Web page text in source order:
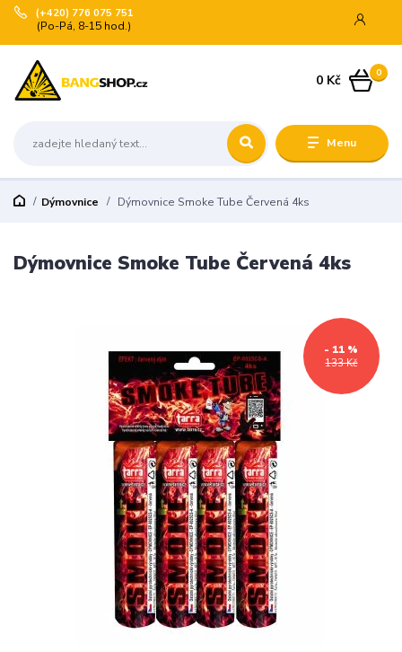
Menu
(+420) 776 075 751
(Po-Pá, 8-15 hod.)
0
0 Kč
Dýmovnice Dýmovnice Smoke Tube Červená 4ks
Dýmovnice Smoke Tube Červená 4ks
133 Kč
- 11 %